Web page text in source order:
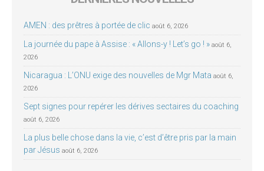
AMEN : des prêtres à portée de clic août 6, 2026
La journée du pape à Assise : « Allons-y ! Let’s go ! » août 6,
2026
Nicaragua : L’ONU exige des nouvelles de Mgr Mata août 6,
2026
Sept signes pour repérer les dérives sectaires du coaching
août 6, 2026
La plus belle chose dans la vie, c’est d’être pris par la main
par Jésus août 6, 2026